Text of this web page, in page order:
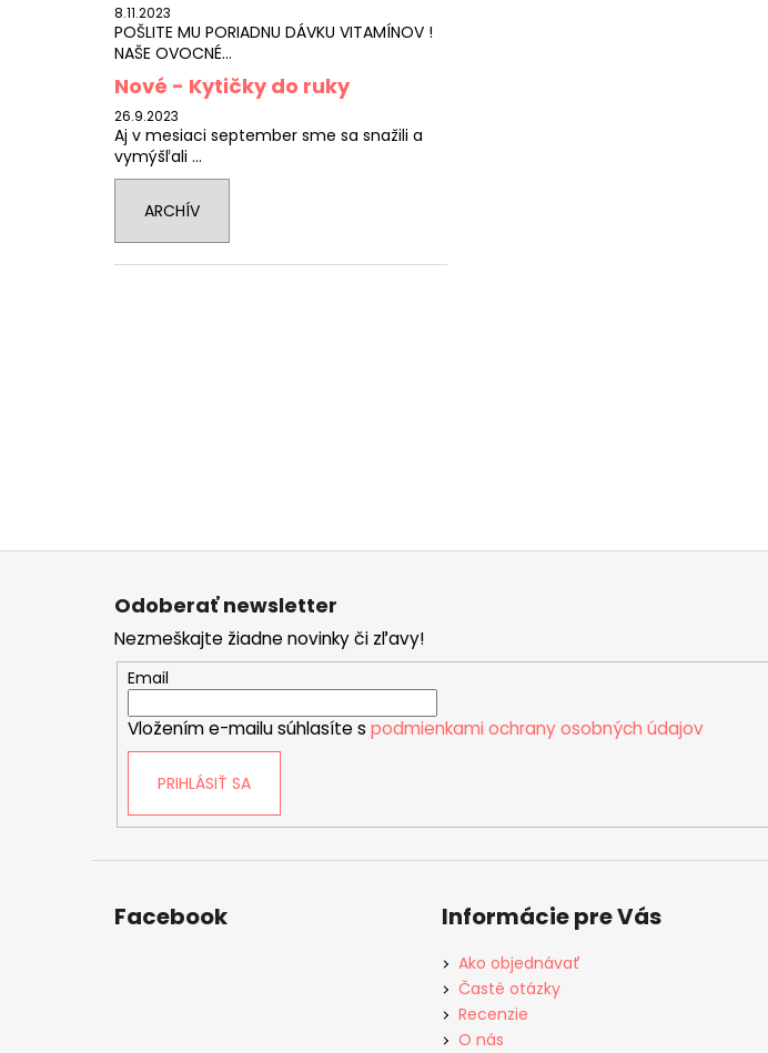
8.11.2023
POŠLITE MU PORIADNU DÁVKU VITAMÍNOV !
NAŠE OVOCNÉ...
Nové - Kytičky do ruky
26.9.2023
Aj v mesiaci september sme sa snažili a
vymýšľali ...
ARCHÍV
Z
Odoberať newsletter
Nezmeškajte žiadne novinky či zľavy!
Email
Vložením e-mailu súhlasíte s podmienkami ochrany osobných údajov
PRIHLÁSIŤ SA
Facebook Informácie pre Vás
Ako objednávať
Časté otázky
Recenzie
O nás